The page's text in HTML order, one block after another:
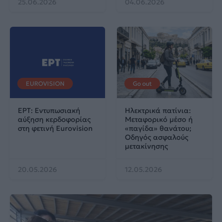
25.06.2026 04.06.2026
EUROVISION
ΕΡΤ: Εντυπωσιακή
αύξηση κερδοφορίας
στη φετινή Eurovision
20.05.2026
Go out
Ηλεκτρικά πατίνια:
Μεταφορικό μέσο ή
«παγίδα» θανάτου;
Οδηγός ασφαλούς
μετακίνησης
12.05.2026